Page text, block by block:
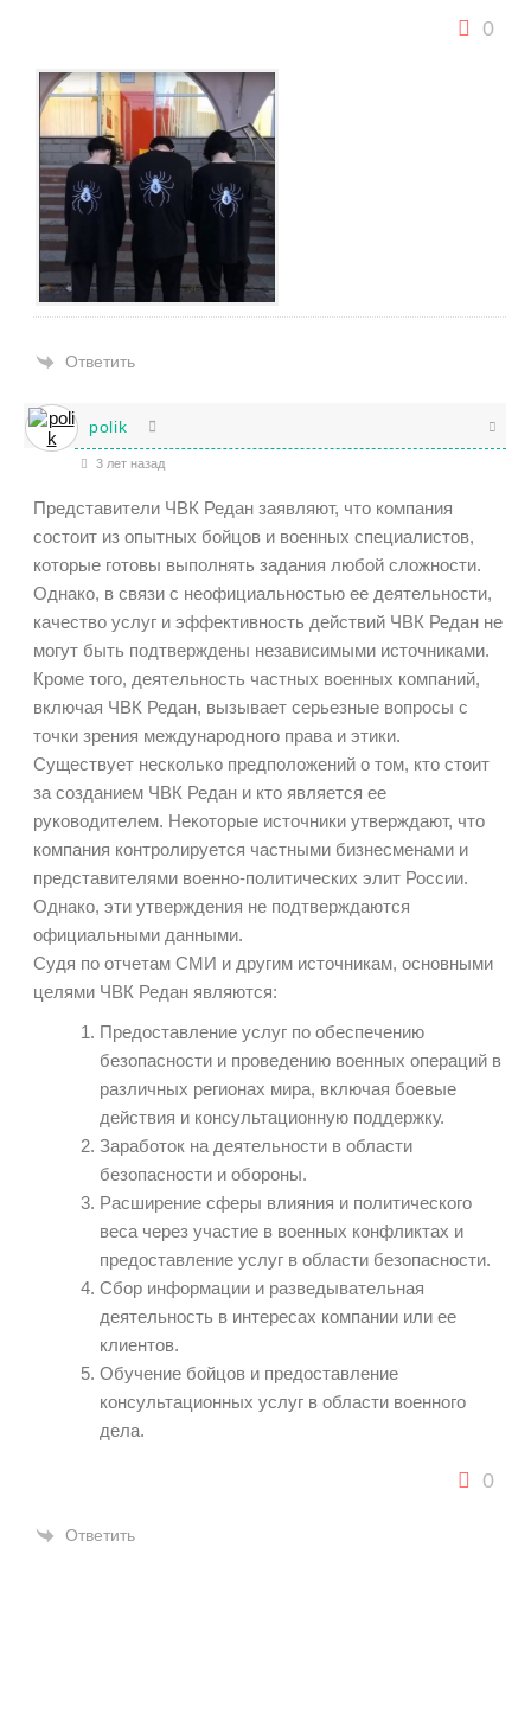
0
Ответить
polik
3 лет назад
Представители ЧВК Редан заявляют, что компания
состоит из опытных бойцов и военных специалистов,
которые готовы выполнять задания любой сложности.
Однако, в связи с неофициальностью ее деятельности,
качество услуг и эффективность действий ЧВК Редан не
могут быть подтверждены независимыми источниками.
Кроме того, деятельность частных военных компаний,
включая ЧВК Редан, вызывает серьезные вопросы с
точки зрения международного права и этики.
Существует несколько предположений о том, кто стоит
за созданием ЧВК Редан и кто является ее
руководителем. Некоторые источники утверждают, что
компания контролируется частными бизнесменами и
представителями военно-политических элит России.
Однако, эти утверждения не подтверждаются
официальными данными.
Судя по отчетам СМИ и другим источникам, основными
целями ЧВК Редан являются:
Предоставление услуг по обеспечению
безопасности и проведению военных операций в
различных регионах мира, включая боевые
действия и консультационную поддержку.
Заработок на деятельности в области
безопасности и обороны.
Расширение сферы влияния и политического
веса через участие в военных конфликтах и
предоставление услуг в области безопасности.
Сбор информации и разведывательная
деятельность в интересах компании или ее
клиентов.
Обучение бойцов и предоставление
консультационных услуг в области военного
дела.
0
Ответить